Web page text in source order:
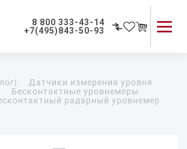
8 800 333-43-14
+7(495)843-50-93
Применение приборов
Как мы работаем
|
Датчики измерения уровня
Бесконтактные уровнемеры
радарный уровнемер